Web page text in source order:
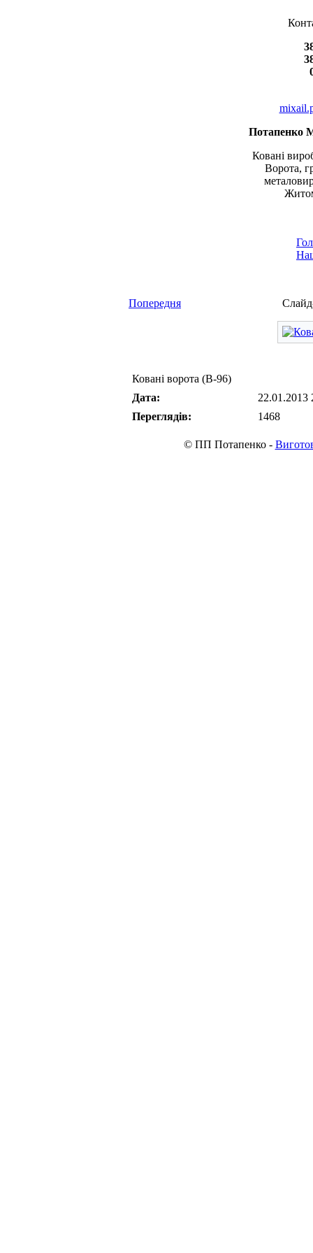
Потапенко
Ковані
Ворота,
Попередня
Ковані ворота (В-96)
Дата:
22.01.2013
Переглядів:
1468
© ПП Потапенко -